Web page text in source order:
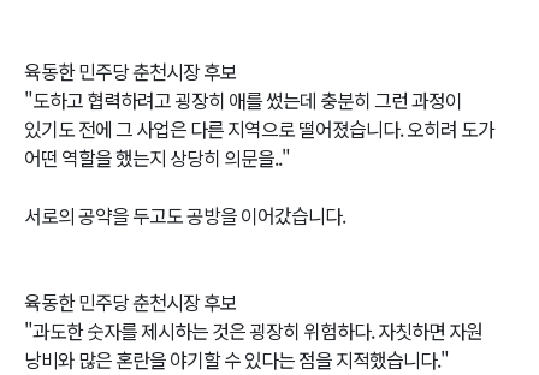
육동한 민주당 춘천시장 후보
"도하고 협력하려고 굉장히 애를 썼는데 충분히 그런 과정이
있기도 전에 그 사업은 다른 지역으로 떨어졌습니다. 오히려 도가
어떤 역할을 했는지 상당히 의문을.."
서로의 공약을 두고도 공방을 이어갔습니다.
육동한 민주당 춘천시장 후보
"과도한 숫자를 제시하는 것은 굉장히 위험하다. 자칫하면 자원
낭비와 많은 혼란을 야기할 수 있다는 점을 지적했습니다."